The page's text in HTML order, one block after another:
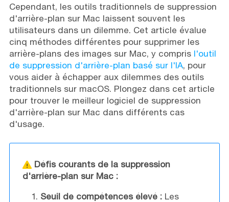
Cependant, les outils traditionnels de suppression
d'arrière-plan sur Mac laissent souvent les
utilisateurs dans un dilemme. Cet article évalue
cinq méthodes différentes pour supprimer les
arrière-plans des images sur Mac, y compris l'outil
de suppression d'arrière-plan basé sur l'IA, pour
vous aider à échapper aux dilemmes des outils
traditionnels sur macOS. Plongez dans cet article
pour trouver le meilleur logiciel de suppression
d'arrière-plan sur Mac dans différents cas
d'usage.
Défis courants de la suppression
d'arrière-plan sur Mac :
Seuil de compétences élevé : Les